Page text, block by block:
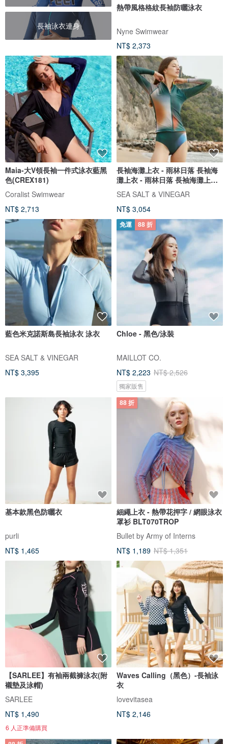
長袖泳衣連身
熱帶風格格紋長袖防曬泳衣
Nyne Swimwear
NT$ 2,373
Maia-大V領長袖一件式泳衣藍黑
色(CREX181)
Coralist Swimwear
NT$ 2,713
長袖海灘上衣 - 雨林日落 長袖海
灘上衣 - 雨林日落 長袖海灘上衣 -
雨林日落
SEA SALT & VINEGAR
NT$ 3,054
藍色米克諾斯島長袖泳衣 泳衣
SEA SALT & VINEGAR
NT$ 3,395
免運 88 折
Chloe - 黑色/泳裝
MAILLOT CO.
NT$ 2,223 NT$ 2,526
獨家販售
基本款黑色防曬衣
purli
NT$ 1,465
88 折
細繩上衣 - 熱帶花押字 / 網眼泳衣
罩衫 BLT070TROP
Bullet by Army of Interns
NT$ 1,189 NT$ 1,351
【SARLEE】有袖兩截褲泳衣(附
襯墊及泳帽)
SARLEE
NT$ 1,490
6 人正準備購買
Waves Calling（黑色）-長袖泳
衣
lovevitasea
NT$ 2,146